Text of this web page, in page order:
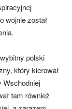
wojnie został
polski
który kierował
Wschodniej
tam również